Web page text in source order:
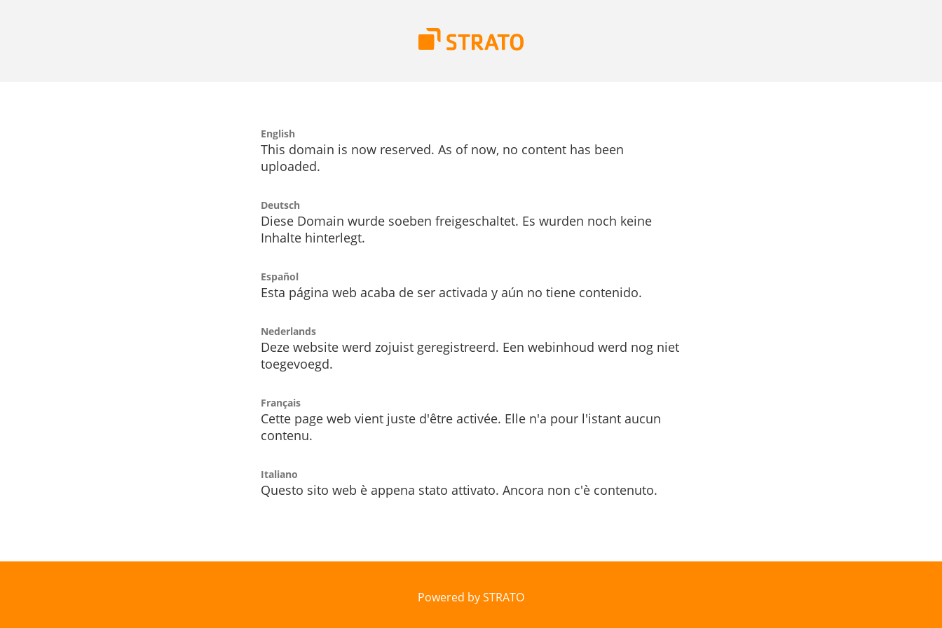
English
This domain is now reserved. As of now, no content has been
uploaded.
Deutsch
Diese Domain wurde soeben freigeschaltet. Es wurden noch keine
Inhalte hinterlegt.
Español
Esta página web acaba de ser activada y aún no tiene contenido.
Nederlands
Deze website werd zojuist geregistreerd. Een webinhoud werd nog niet
toegevoegd.
Français
Cette page web vient juste d'être activée. Elle n'a pour l'istant aucun
contenu.
Italiano
Questo sito web è appena stato attivato. Ancora non c'è contenuto.
Powered by STRATO